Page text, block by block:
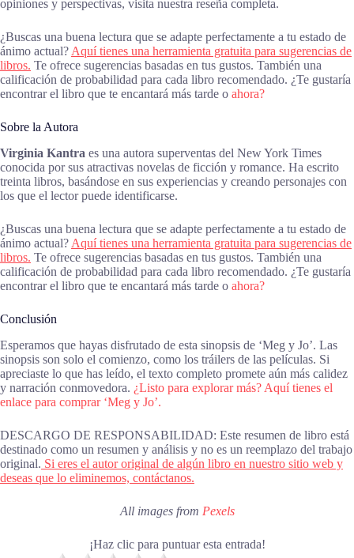
opiniones y perspectivas, visita nuestra reseña completa.
¿Buscas una buena lectura que se adapte perfectamente a tu estado de
ánimo actual? Aquí tienes una herramienta gratuita para sugerencias de
libros. Te ofrece sugerencias basadas en tus gustos. También una
calificación de probabilidad para cada libro recomendado. ¿Te gustaría
encontrar el libro que te encantará más tarde o ahora?
Sobre la Autora
Virginia Kantra es una autora superventas del New York Times
conocida por sus atractivas novelas de ficción y romance. Ha escrito
treinta libros, basándose en sus experiencias y creando personajes con
los que el lector puede identificarse.
¿Buscas una buena lectura que se adapte perfectamente a tu estado de
ánimo actual? Aquí tienes una herramienta gratuita para sugerencias de
libros. Te ofrece sugerencias basadas en tus gustos. También una
calificación de probabilidad para cada libro recomendado. ¿Te gustaría
encontrar el libro que te encantará más tarde o ahora?
Conclusión
Esperamos que hayas disfrutado de esta sinopsis de ‘Meg y Jo’. Las
sinopsis son solo el comienzo, como los tráilers de las películas. Si
apreciaste lo que has leído, el texto completo promete aún más calidez
y narración conmovedora. ¿Listo para explorar más? Aquí tienes el
enlace para comprar ‘Meg y Jo’.
DESCARGO DE RESPONSABILIDAD: Este resumen de libro está
destinado como un resumen y análisis y no es un reemplazo del trabajo
original. Si eres el autor original de algún libro en nuestro sitio web y
deseas que lo eliminemos, contáctanos.
All images from Pexels
¡Haz clic para puntuar esta entrada!